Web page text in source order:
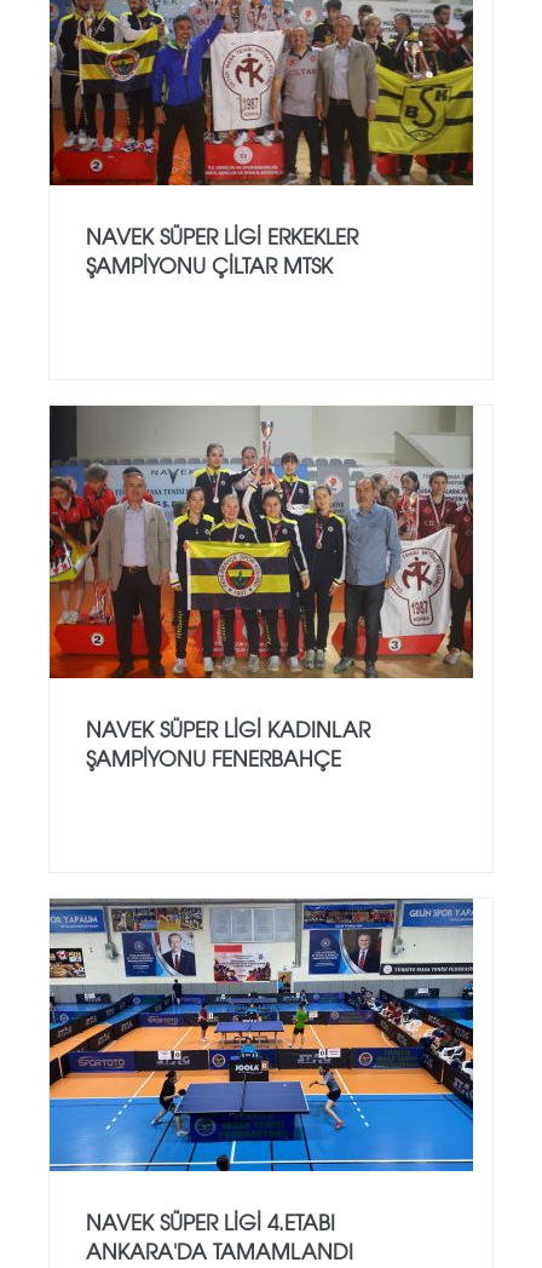
NAVEK SÜPER LİGİ ERKEKLER
ŞAMPİYONU ÇİLTAR MTSK
NAVEK SÜPER LİGİ KADINLAR
ŞAMPİYONU FENERBAHÇE
NAVEK SÜPER LIGI 4.ETABI
ANKARA'DA TAMAMLANDI